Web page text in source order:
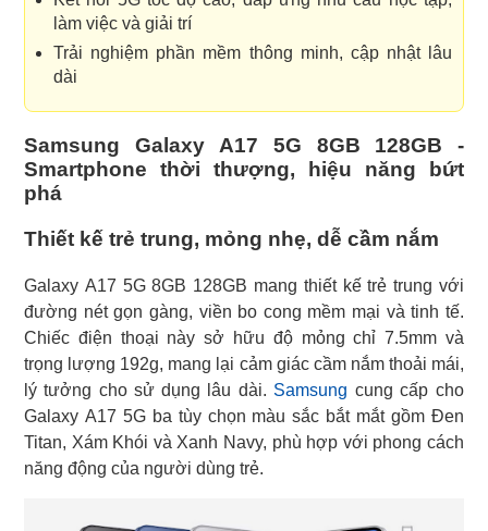
làm việc và giải trí
Trải nghiệm phần mềm thông minh, cập nhật lâu
dài
Samsung Galaxy A17 5G 8GB 128GB -
Smartphone thời thượng, hiệu năng bứt
phá
Thiết kế trẻ trung, mỏng nhẹ, dễ cầm nắm
Galaxy A17 5G 8GB 128GB mang thiết kế trẻ trung với
đường nét gọn gàng, viền bo cong mềm mại và tinh tế.
Chiếc điện thoại này sở hữu độ mỏng chỉ 7.5mm và
trọng lượng 192g, mang lại cảm giác cầm nắm thoải mái,
lý tưởng cho sử dụng lâu dài. Samsung cung cấp cho
Galaxy A17 5G ba tùy chọn màu sắc bắt mắt gồm Đen
Titan, Xám Khói và Xanh Navy, phù hợp với phong cách
năng động của người dùng trẻ.